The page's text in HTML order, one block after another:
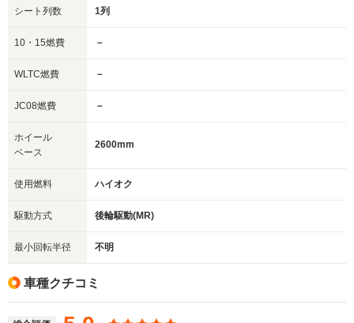
シート列数 1列
10・15燃費 －
WLTC燃費 －
JC08燃費 －
ホイール
ベース
2600mm
使用燃料 ハイオク
駆動方式 後輪駆動(MR)
最小回転半径 不明
車種クチコミ